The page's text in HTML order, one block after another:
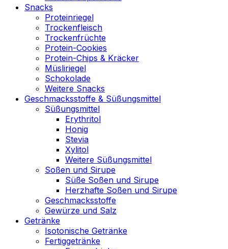
Snacks
Proteinriegel
Trockenfleisch
Trockenfrüchte
Protein-Cookies
Protein-Chips & Kräcker
Müsliriegel
Schokolade
Weitere Snacks
Geschmacksstoffe & Süßungsmittel
Süßungsmittel
Erythritol
Honig
Stevia
Xylitol
Weitere Süßungsmittel
Soßen und Sirupe
Süße Soßen und Sirupe
Herzhafte Soßen und Sirupe
Geschmacksstoffe
Gewürze und Salz
Getränke
Isotonische Getränke
Fertiggetränke